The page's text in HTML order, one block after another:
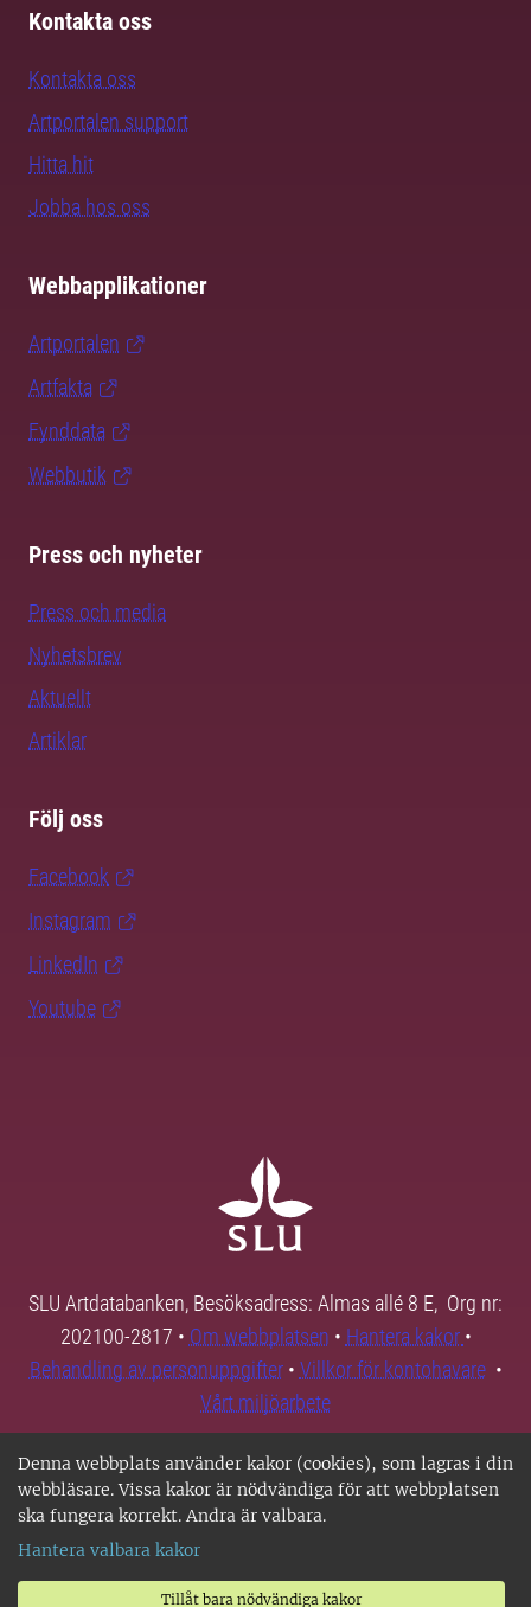
Denna webbplats använder kakor (cookies), som lagras i din
webbläsare. Vissa kakor är nödvändiga för att webbplatsen
ska fungera korrekt. Andra är valbara.
Hantera valbara kakor
Tillåt bara nödvändiga kakor
Kontakta oss
Kontakta oss
Artportalen support
Hitta hit
Jobba hos oss
Webbapplikationer
Artportalen
Artfakta
Fynddata
Webbutik
Press och nyheter
Press och media
Nyhetsbrev
Aktuellt
Artiklar
Följ oss
Facebook
Instagram
LinkedIn
Youtube
SLU Artdatabanken, Besöksadress: Almas allé 8 E, Org nr:
202100-2817 • Om webbplatsen • Hantera kakor •
Behandling av personuppgifter• Villkor för kontohavare•
Vårt miljöarbete